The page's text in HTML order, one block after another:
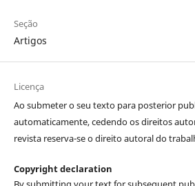
Seção
Artigos
Licença
Ao submeter o seu texto para posterior
automaticamente, cedendo os direitos
revista reserva-se o direito autoral do
Copyright declaration